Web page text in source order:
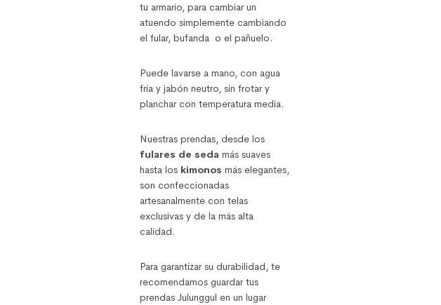
tu armario, para cambiar un
atuendo simplemente cambiando
el fular, bufanda o el pañuelo.
Puede lavarse a mano, con agua
fría y jabón neutro, sin frotar y
planchar con temperatura media.
Nuestras prendas, desde los
fulares de seda más suaves
hasta los kimonos más elegantes,
son confeccionadas
artesanalmente con telas
exclusivas y de la más alta
calidad.
Para garantizar su durabilidad, te
recomendamos guardar tus
prendas Julunggul en un lugar